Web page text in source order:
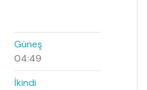
Güneş
04:49
İkindi